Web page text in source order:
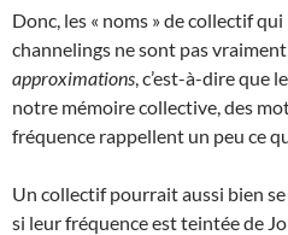
Donc, les « noms » de collectif
channelings ne sont pas
approximations , c’est-à-dire que
notre mémoire collective, des
fréquence rappellent un peu ce
Un collectif pourrait aussi bien
si leur fréquence est teintée de